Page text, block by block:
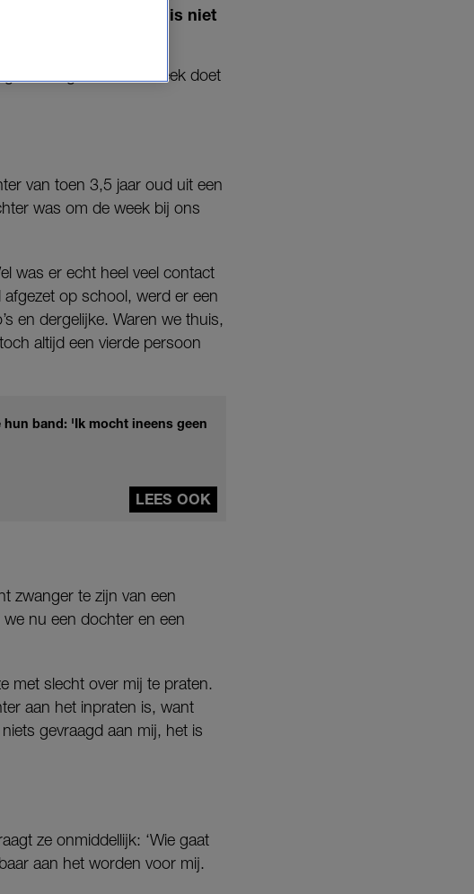
gezin hebben is niet
gezin. Deze week doet
van toen 3,5 jaar oud uit een
was om de week bij ons
was er echt heel veel contact
op school, werd er een
en dergelijke. Waren we thuis,
altijd een vierde persoon
band: 'Ik mocht ineens geen
LEES OOK
zwanger te zijn van een
nu een dochter en een
met slecht over mij te praten.
aan het inpraten is, want
gevraagd aan mij, het is
ze onmiddellijk: ‘Wie gaat
aan het worden voor mij.